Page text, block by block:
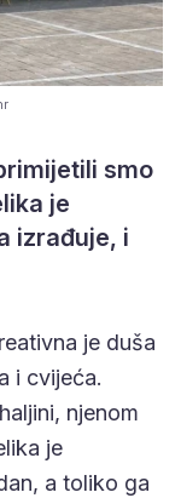
smo
je
izrađuje, i
je duša
i cvijeća.
njenom
je
a toliko ga